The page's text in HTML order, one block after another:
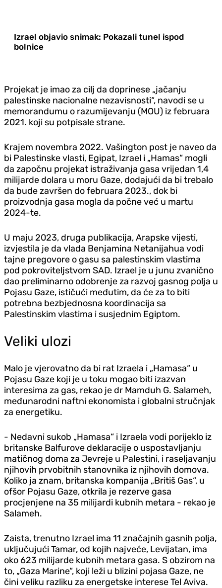
Izrael objavio snimak: Pokazali tunel ispod
bolnice
Projekat je imao za cilj da doprinese „jačanju
palestinske nacionalne nezavisnosti“, navodi se u
memorandumu o razumijevanju (MOU) iz februara
2021. koji su potpisale strane.
Krajem novembra 2022. Vašington post je naveo da
bi Palestinske vlasti, Egipat, Izrael i „Hamas“ mogli
da započnu projekat istraživanja gasa vrijedan 1,4
milijarde dolara u moru Gaze, dodajući da bi trebalo
da bude završen do februara 2023., dok bi
proizvodnja gasa mogla da počne već u martu
2024-te.
U maju 2023, druga publikacija, Arapske vijesti,
izvjestila je da vlada Benjamina Netanijahua vodi
tajne pregovore o gasu sa palestinskim vlastima
pod pokroviteljstvom SAD. Izrael je u junu zvanično
dao preliminarno odobrenje za razvoj gasnog polja u
Pojasu Gaze, ističući međutim, da će za to biti
potrebna bezbjednosna koordinacija sa
Palestinskim vlastima i susjednim Egiptom.
Veliki ulozi
Malo je vjerovatno da bi rat Izraela i „Hamasa“ u
Pojasu Gaze koji je u toku mogao biti izazvan
interesima za gas, rekao je dr Mamduh G. Salameh,
međunarodni naftni ekonomista i globalni stručnjak
za energetiku.
- Nedavni sukob „Hamasa“ i Izraela vodi porijeklo iz
britanske Balfurove deklaracije o uspostavljanju
matičnog doma za Jevreje u Palestini, i raseljavanju
njihovih prvobitnih stanovnika iz njihovih domova.
Koliko ja znam, britanska kompanija „Britiš Gas“, u
ofšor Pojasu Gaze, otkrila je rezerve gasa
procjenjene na 35 milijardi kubnih metara - rekao je
Salameh.
Zaista, trenutno Izrael ima 11 značajnih gasnih polja,
uključujući Tamar, od kojih najveće, Levijatan, ima
oko 623 milijarde kubnih metara gasa. S obzirom na
to, „Gaza Marine“, koji leži u blizini pojasa Gaze, ne
čini veliku razliku za energetske interese Tel Aviva.